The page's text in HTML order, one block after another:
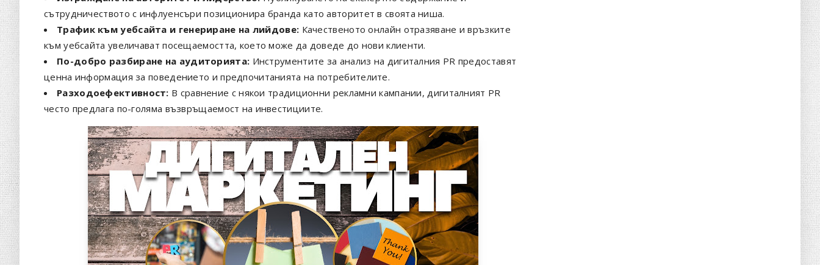
сътрудничеството с инфлуенсъри позиционира бранда като авторитет в своята ниша.
Трафик към уебсайта и генериране на лийдове: Качественото онлайн отразяване и връзките
към уебсайта увеличават посещаемостта, което може да доведе до нови клиенти.
По-добро разбиране на аудиторията: Инструментите за анализ на дигиталния PR предоставят
ценна информация за поведението и предпочитанията на потребителите.
Разходоефективност: В сравнение с някои традиционни рекламни кампании, дигиталният PR
често предлага по-голяма възвръщаемост на инвестициите.